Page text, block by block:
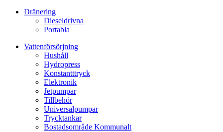
Dränering
Dieseldrivna
Portabla
Vattenförsörjning
Hushåll
Hydropress
Konstantttryck
Elektronik
Jetpumpar
Tillbehör
Universalpumpar
Trycktankar
Bostadsområde Kommunalt